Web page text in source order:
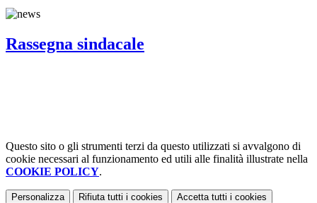
Rassegna sindacale
Questo sito o gli strumenti terzi da questo utilizzati si avvalgono di
cookie necessari al funzionamento ed utili alle finalità illustrate nella
COOKIE POLICY.
Personalizza Rifiuta tutti i cookies Accetta tutti i cookies